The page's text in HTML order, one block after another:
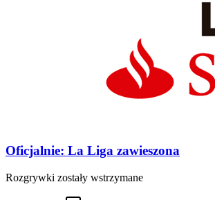
Oficjalnie: La Liga zawieszona
Rozgrywki zostały wstrzymane